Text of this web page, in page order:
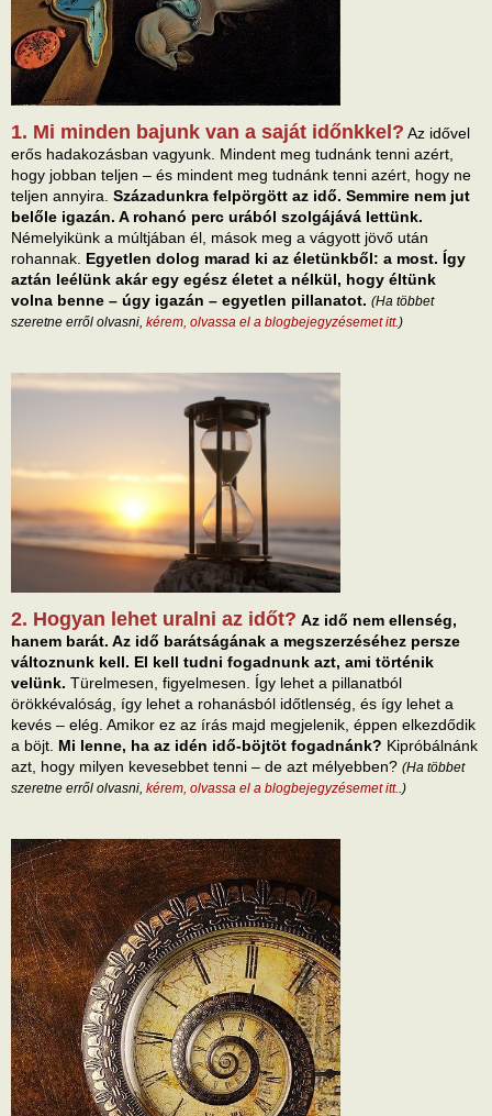
1. Mi minden bajunk van a saját időnkkel? Az idővel
erős hadakozásban vagyunk. Mindent meg tudnánk tenni azért,
hogy jobban teljen – és mindent meg tudnánk tenni azért, hogy ne
teljen annyira. Századunkra felpörgött az idő. Semmire nem jut
belőle igazán. A rohanó perc urából szolgájává lettünk.
Némelyikünk a múltjában él, mások meg a vágyott jövő után
rohannak. Egyetlen dolog marad ki az életünkből: a most. Így
aztán leélünk akár egy egész életet a nélkül, hogy éltünk
volna benne – úgy igazán – egyetlen pillanatot. (Ha többet
szeretne erről olvasni, kérem, olvassa el a blogbejegyzésemet itt.)
2. Hogyan lehet uralni az időt? Az idő nem ellenség,
hanem barát. Az idő barátságának a megszerzéséhez persze
változnunk kell. El kell tudni fogadnunk azt, ami történik
velünk. Türelmesen, figyelmesen. Így lehet a pillanatból
örökkévalóság, így lehet a rohanásból időtlenség, és így lehet a
kevés – elég. Amikor ez az írás majd megjelenik, éppen elkezdődik
a böjt. Mi lenne, ha az idén idő-böjtöt fogadnánk? Kipróbálnánk
azt, hogy milyen kevesebbet tenni – de azt mélyebben? (Ha többet
szeretne erről olvasni, kérem, olvassa el a blogbejegyzésemet itt. .)